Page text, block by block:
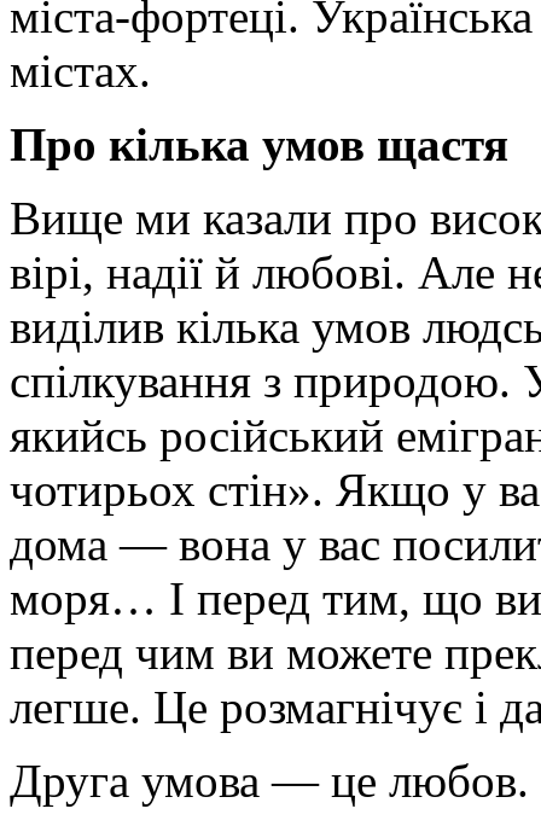
міста-фортеці.
містах.
Про кілька умов щастя
Вище ми казали про
вірі, надії й любові. Але
виділив кілька умов
спілкування з природою.
якийсь російський
чотирьох стін». Якщо у
дома — вона у вас
моря… І перед тим, що
перед чим ви можете
легше. Це розмагнічує і
Друга умова — це любов.